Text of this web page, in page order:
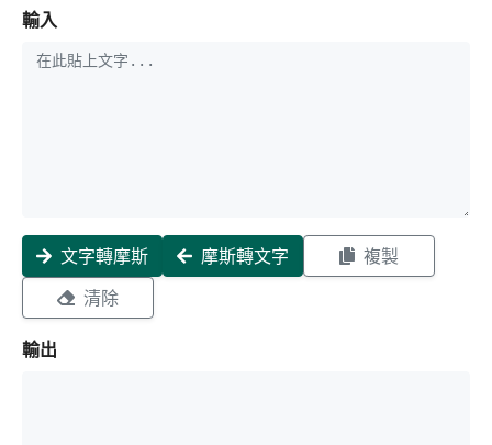
輸入
文字轉摩斯 摩斯轉文字
複製
清除
輸出